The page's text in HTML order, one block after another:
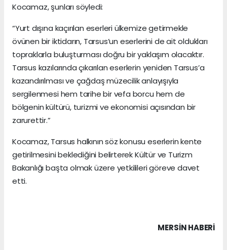
Kocamaz, şunları söyledi:
“Yurt dışına kaçırılan eserleri ülkemize getirmekle
övünen bir iktidarın, Tarsus’un eserlerini de ait oldukları
topraklarla buluşturması doğru bir yaklaşım olacaktır.
Tarsus kazılarında çıkarılan eserlerin yeniden Tarsus’a
kazandırılması ve çağdaş müzecilik anlayışıyla
sergilenmesi hem tarihe bir vefa borcu hem de
bölgenin kültürü, turizmi ve ekonomisi açısından bir
zarurettir.”
Kocamaz, Tarsus halkının söz konusu eserlerin kente
getirilmesini beklediğini belirterek Kültür ve Turizm
Bakanlığı başta olmak üzere yetkilileri göreve davet
etti.
MERSIN HABERİ